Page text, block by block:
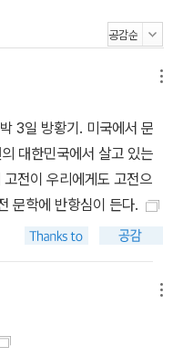
리는 명화도 없다. 게다가
문학전집의 다른 작품들과
징은 1951년 리틀 브라운
판본에서 그 유래를 찾을 수
에 인쇄된 것을 보고 경악
한 판본을 다시 출간하기
림과 저자 약력을 삭제한
한 줄의 해석과 수식어도 허
으로 평가받기를 거부하는
품 자체만으로 독자와 소
3일 방황기. 미국에서 문
대한민국에서 살고 있는
전이 우리에게도 고전으
문학에 반항심이 든다.